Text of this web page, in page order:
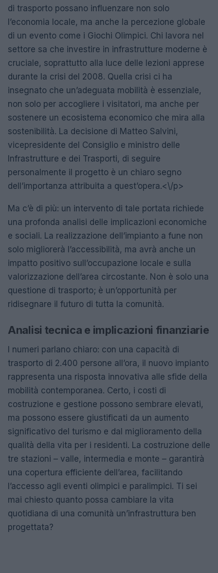
di trasporto possano influenzare non solo
l’economia locale, ma anche la percezione globale
di un evento come i Giochi Olimpici. Chi lavora nel
settore sa che investire in infrastrutture moderne è
cruciale, soprattutto alla luce delle lezioni apprese
durante la crisi del 2008. Quella crisi ci ha
insegnato che un’adeguata mobilità è essenziale,
non solo per accogliere i visitatori, ma anche per
sostenere un ecosistema economico che mira alla
sostenibilità. La decisione di Matteo Salvini,
vicepresidente del Consiglio e ministro delle
Infrastrutture e dei Trasporti, di seguire
personalmente il progetto è un chiaro segno
dell’importanza attribuita a quest’opera.<\/p>
Ma c’è di più: un intervento di tale portata richiede
una profonda analisi delle implicazioni economiche
e sociali. La realizzazione dell’impianto a fune non
solo migliorerà l’accessibilità, ma avrà anche un
impatto positivo sull’occupazione locale e sulla
valorizzazione dell’area circostante. Non è solo una
questione di trasporto; è un’opportunità per
ridisegnare il futuro di tutta la comunità.
Analisi tecnica e implicazioni finanziarie
I numeri parlano chiaro: con una capacità di
trasporto di 2.400 persone all’ora, il nuovo impianto
rappresenta una risposta innovativa alle sfide della
mobilità contemporanea. Certo, i costi di
costruzione e gestione possono sembrare elevati,
ma possono essere giustificati da un aumento
significativo del turismo e dal miglioramento della
qualità della vita per i residenti. La costruzione delle
tre stazioni – valle, intermedia e monte – garantirà
una copertura efficiente dell’area, facilitando
l’accesso agli eventi olimpici e paralimpici. Ti sei
mai chiesto quanto possa cambiare la vita
quotidiana di una comunità un’infrastruttura ben
progettata?